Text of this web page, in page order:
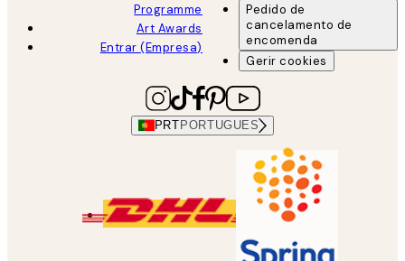
Programme
Art Awards
Entrar (Empresa)
Pedido de
cancelamento de
encomenda
Gerir cookies
PRT PORTUGUES